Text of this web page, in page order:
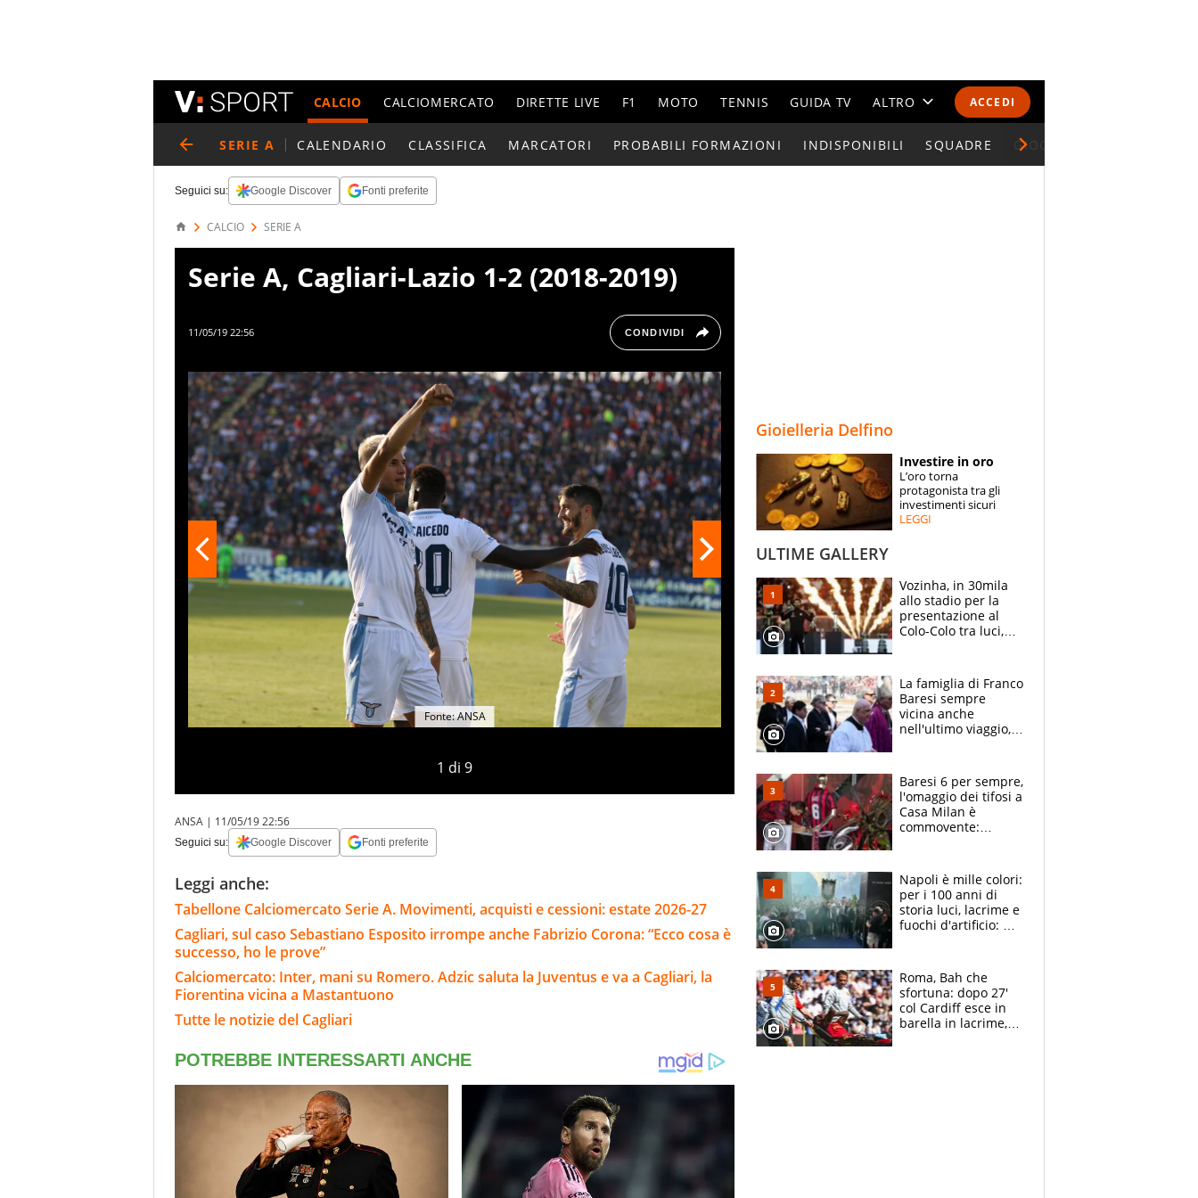
ACCEDI
CALCIO CALCIOMERCATO DIRETTE LIVE F1 MOTO TENNIS GUIDA TV ALTRO
CALENDARI E CLASSIFICHE
ESPERTI
CONTATTI
SERIE A CALENDARIO CLASSIFICA MARCATORI PROBABILI FORMAZIONI INDISPONIBILI SQUADRE GIOCATORI SERIE A
Seguici su: Google Discover Fonti preferite
CALCIO SERIE A
Serie A, Cagliari-Lazio 1-2 (2018-2019)
11/05/19 22:56 CONDIVIDI
1 di 9
Fonte: ANSA
ANSA | 11/05/19 22:56
Seguici su: Google Discover Fonti preferite
Leggi anche:
Tabellone Calciomercato Serie A. Movimenti, acquisti e cessioni: estate 2026-27
Cagliari, sul caso Sebastiano Esposito irrompe anche Fabrizio Corona: “Ecco cosa è
successo, ho le prove”
Calciomercato: Inter, mani su Romero. Adzic saluta la Juventus e va a Cagliari, la
Fiorentina vicina a Mastantuono
Tutte le notizie del Cagliari
Gioielleria Delfino
Investire in oro
L’oro torna
protagonista tra gli
investimenti sicuri
LEGGI
ULTIME GALLERY
Vozinha, in 30mila
allo stadio per la
presentazione al
Colo-Colo tra luci,
La famiglia di Franco
Baresi sempre
vicina anche
nell'ultimo viaggio,
circondati
dall'affetto dei tifosi
Baresi 6 per sempre,
l'omaggio dei tifosi a
Casa Milan è
commovente:
bigliettini
Napoli è mille colori:
per i 100 anni di
storia luci, lacrime e
fuochi d'artificio: De
Roma, Bah che
sfortuna: dopo 27'
col Cardiff esce in
barella in lacrime,